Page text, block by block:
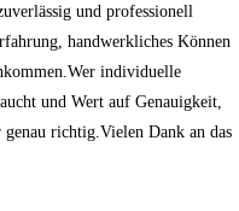
und professionell
handwerkliches Können
individuelle
und Wert auf Genauigkeit,
richtig.Vielen Dank an das